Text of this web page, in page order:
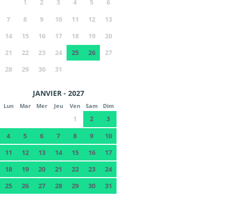
1 2 3 4 5
6
7
8 9 10 11 12
13
14
15 16 17 18 19
20
21
22 23 24 25 26
27
28
29 30 31
JANVIER - 2027
Lun Mar Mer Jeu Ven Sam Dim
1 2
3
4
5 6 7 8 9
10
11
12 13 14 15 16
17
18
19 20 21 22 23
24
25
26 27 28 29 30 31